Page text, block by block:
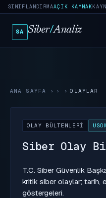
SINIFLANDIRMAAÇIK KAYNAK
SA Siber/Analiz
ANA SAYFA › OLAYLAR
OLAY BÜLTENLERI
Siber Olay
T.C. Siber Güvenlik
kritik siber olaylar; tarih,
göstergeleri.